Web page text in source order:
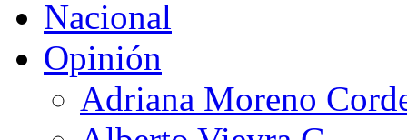
Nacional
Opinión
Adriana Moreno